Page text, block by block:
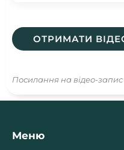
Посилання на відео-
Меню